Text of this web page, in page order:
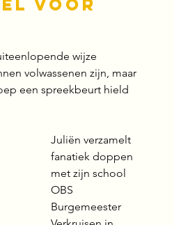
voor
wijze
volwassenen zijn, maar
een spreekbeurt hield
Juliën verzamelt
fanatiek doppen
met zijn school
OBS
Burgemeester